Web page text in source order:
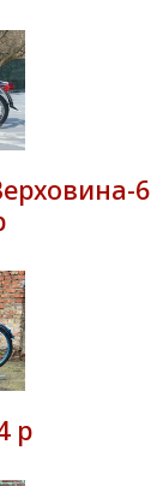
6
р